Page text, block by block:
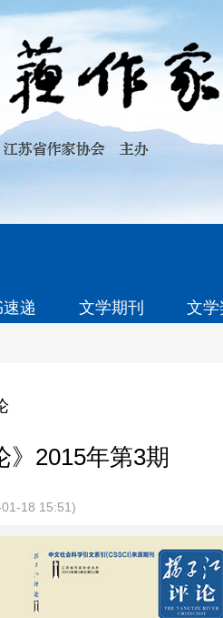
递 文学期刊 文
》2015年第3期
18 15:51)